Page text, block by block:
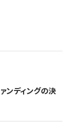
ンディングの決